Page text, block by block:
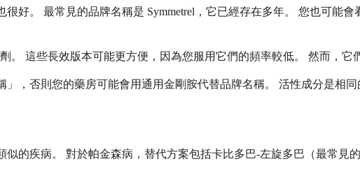
好。 最常見的品牌名稱是 Symmetrel，它已經存在多年。 您也可能
。 這些長效版本可能更方便，因為您服用它們的頻率較低。 然而，它
，否則您的藥房可能會用通用金剛胺代替品牌名稱。 活性成分是相
的疾病。 對於帕金森病，替代方案包括卡比多巴-左旋多巴（最常見